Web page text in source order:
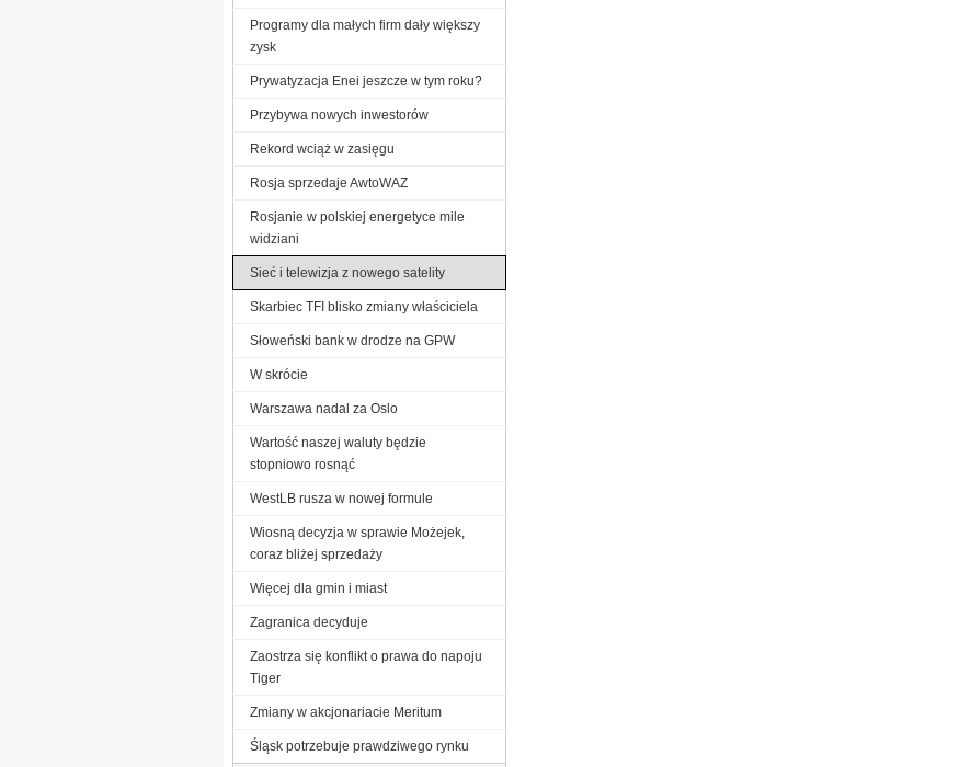
Programy dla małych firm dały większy
zysk
Prywatyzacja Enei jeszcze w tym roku?
Przybywa nowych inwestorów
Rekord wciąż w zasięgu
Rosja sprzedaje AwtoWAZ
Rosjanie w polskiej energetyce mile
widziani
Sieć i telewizja z nowego satelity
Skarbiec TFI blisko zmiany właściciela
Słoweński bank w drodze na GPW
W skrócie
Warszawa nadal za Oslo
Wartość naszej waluty będzie
stopniowo rosnąć
WestLB rusza w nowej formule
Wiosną decyzja w sprawie Możejek,
coraz bliżej sprzedaży
Więcej dla gmin i miast
Zagranica decyduje
Zaostrza się konflikt o prawa do napoju
Tiger
Zmiany w akcjonariacie Meritum
Śląsk potrzebuje prawdziwego rynku